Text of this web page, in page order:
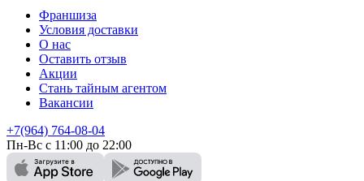
Франшиза
Условия доставки
О нас
Оставить отзыв
Акции
Стань тайным агентом
Вакансии
+7(964) 764-08-04
Пн-Вс с 11:00 до 22:00